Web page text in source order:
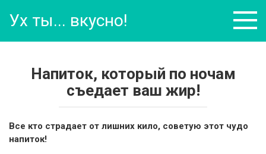
Ух ты... вкусно!
Напиток, который по ночам
съедает ваш жир!
Все кто страдает от лишних кило, советую этот чудо
напиток!